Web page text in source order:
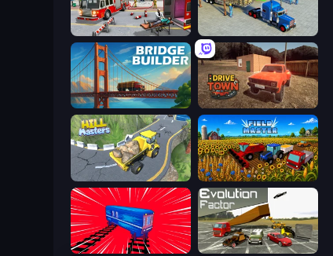
Fireman 2024 Offroad Cargo Transport Truck
Bridge Builder DriveTown
Hill Masters Field Master
Train Drift Evolution Factor